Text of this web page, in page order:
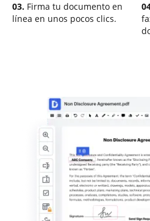
03. Firma tu documento en
línea en unos pocos clics.